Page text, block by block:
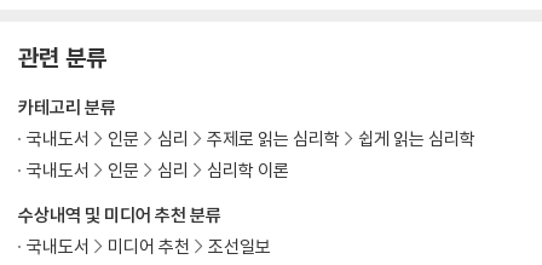
관련 분류
수상내역 및 미디어 추천 분류
국내도서
미디어 추천 조선일보
카테고리 분류
국내도서
인문 심리 주제로 읽는 심리학
쉽게 읽는 심리학
국내도서
인문 심리 심리학 이론